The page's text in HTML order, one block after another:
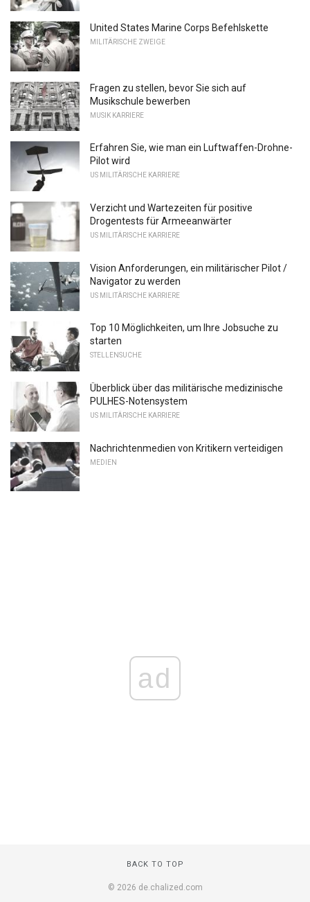
United States Marine Corps Befehlskette
MILITÄRISCHE ZWEIGE
Fragen zu stellen, bevor Sie sich auf
Musikschule bewerben
MUSIK KARRIERE
Erfahren Sie, wie man ein Luftwaffen-Drohne-
Pilot wird
US MILITÄRISCHE KARRIERE
Verzicht und Wartezeiten für positive
Drogentests für Armeeanwärter
US MILITÄRISCHE KARRIERE
Vision Anforderungen, ein militärischer Pilot /
Navigator zu werden
US MILITÄRISCHE KARRIERE
Top 10 Möglichkeiten, um Ihre Jobsuche zu
starten
STELLENSUCHE
Überblick über das militärische medizinische
PULHES-Notensystem
US MILITÄRISCHE KARRIERE
Nachrichtenmedien von Kritikern verteidigen
MEDIEN
ad
BACK TO TOP
© 2026 de.chalized.com